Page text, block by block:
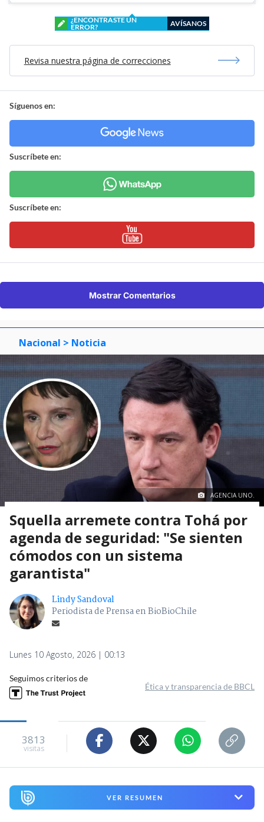
¿ENCONTRASTE UN
ERROR?
AVÍSANOS
Revisa nuestra página de correcciones
Síguenos en:
Suscríbete en:
Suscríbete en:
Mostrar Comentarios
Nacional > Noticia
AGENCIA UNO.
Squella arremete contra Tohá por
agenda de seguridad: "Se sienten
cómodos con un sistema
garantista"
Lindy Sandoval
Periodista de Prensa en BioBioChile
Lunes 10 Agosto, 2026 | 00:13
Seguimos criterios de
Ética y transparencia de BBCL
3813
visitas
VER RESUMEN